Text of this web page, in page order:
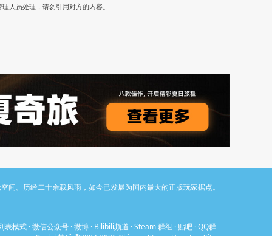
人员处理，请勿引用对方的内容。
历经二十余载风雨，如今已发展为国内最大的正版玩家据点。
表模式 ·微信公众号 ·微博 · Bilibili频道 ·Steam 群组 · 贴吧 ·QQ群